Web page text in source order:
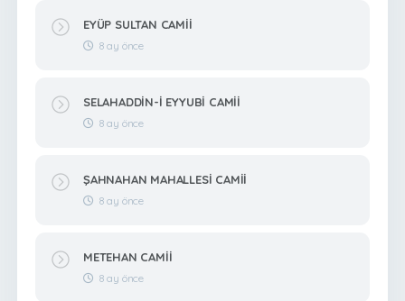
EYÜP SULTAN CAMİİ
8 ay önce
SELAHADDİN-İ EYYUBİ CAMİİ
8 ay önce
ŞAHNAHAN MAHALLESİ CAMİİ
8 ay önce
METEHAN CAMİİ
8 ay önce